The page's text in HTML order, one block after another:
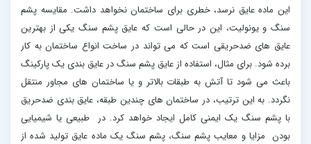
این ماده عایق نرسد، خطری برای ساختمان نخواهد داشت. مقایسه پشم
سنگ و یونولیت، این در حالی است که عایق پشم سنگ یکی از بهترین
عایق های ضدحریقی است که می تواند در ساخت انواع ساختمان به کار
برده شود. برای مثال، استفاده از عایق پشم سنگ در عایق بندی یک پارکینگ
باعث می شود تا آتش به طبقات بالاتر و یا ساختمان های مجاور منتقل
نگردد. به این ترتیب، در ساختمان های چندین طبقه، عایق بندی ضدحریق
با پشم سنگ یک ایمنی کامل ایجاد خواهد کرد. در طبیعی یا شیمیایی
بودن مزایا و معایب پشم سنگ، پشم سنگ یک ماده عایق تولید شده از